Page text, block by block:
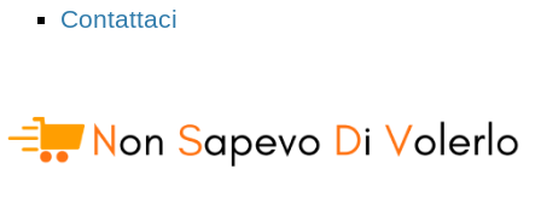
Contattaci